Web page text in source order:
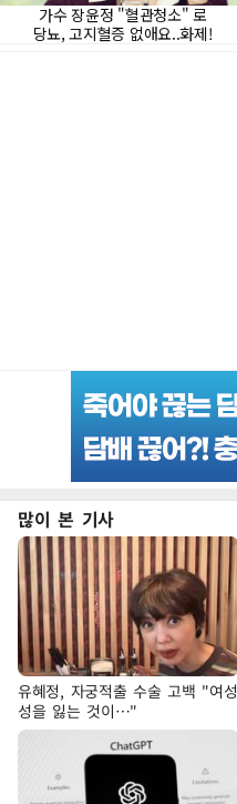
많이 본 기사
유혜정, 자궁적출 수술 고백 "여성
성을 잃는 것이…"